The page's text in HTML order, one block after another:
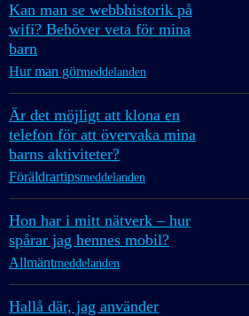
Kan man se webbhistorik på
wifi? Behöver veta för mina
barn
Hur man görmeddelanden
Är det möjligt att klona en
telefon för att övervaka mina
barns aktiviteter?
Föräldrartipsmeddelanden
Hon har i mitt nätverk – hur
spårar jag hennes mobil?
Allmäntmeddelanden
Hallå där, jag använder